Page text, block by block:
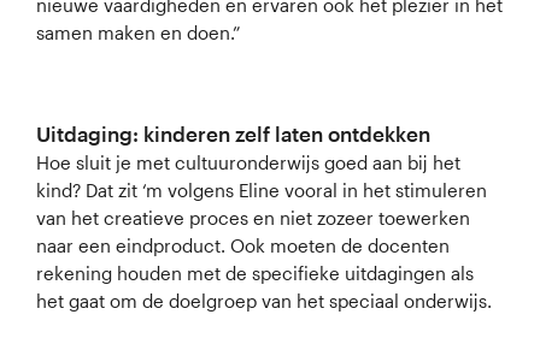
nieuwe vaardigheden en ervaren ook het plezier in het
samen maken en doen.”
Uitdaging: kinderen zelf laten ontdekken
Hoe sluit je met cultuuronderwijs goed aan bij het
kind? Dat zit ‘m volgens Eline vooral in het stimuleren
van het creatieve proces en niet zozeer toewerken
naar een eindproduct. Ook moeten de docenten
rekening houden met de specifieke uitdagingen als
het gaat om de doelgroep van het speciaal onderwijs.